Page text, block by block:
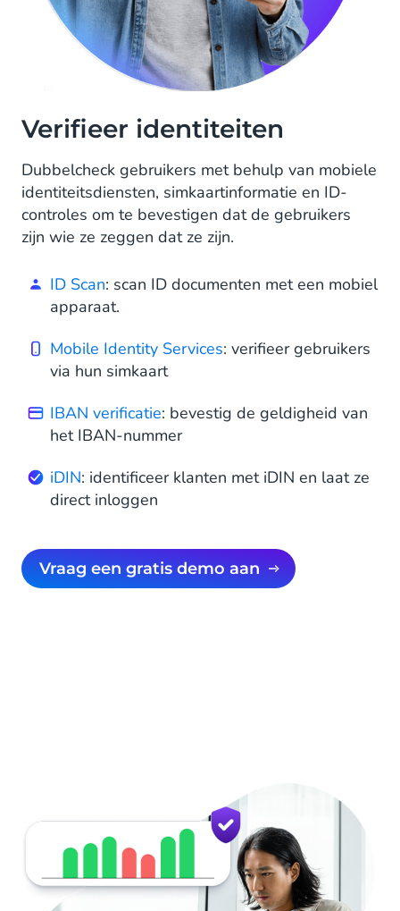
Verifieer identiteiten
Dubbelcheck gebruikers met behulp van mobiele
identiteitsdiensten, simkaartinformatie en ID-
controles om te bevestigen dat de gebruikers
zijn wie ze zeggen dat ze zijn.
ID Scan: scan ID documenten met een mobiel
apparaat.
Mobile Identity Services: verifieer gebruikers
via hun simkaart
IBAN verificatie: bevestig de geldigheid van
het IBAN-nummer
iDIN: identificeer klanten met iDIN en laat ze
direct inloggen
Vraag een gratis demo aan